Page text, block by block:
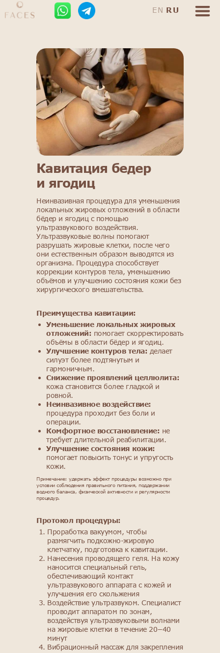
RU
EN
Кавитация бедер
и ягодиц
Проработка вакуумом, чтобы
размягчить подкожно-жировую
клетчатку, подготовка к кавитации.
Нанесения проводящего геля. На кожу
наносится специальный гель,
обеспечивающий контакт
ультразвукового аппарата с кожей и
улучшения его скольжения
Воздействие ультразвуком. Специалист
проводит аппаратом по зонам,
воздействуя ультразвуковыми волнами
на жировые клетки в течение 20−40
минут
Вибрационный массаж для закрепления
Уменьшение локальных жировых
отложений: помогает скорректировать
объёмы в области бёдер и ягодиц.
Улучшение контуров тела: делает
силуэт более подтянутым и
гармоничным.
Снижение проявлений целлюлита:
кожа становится более гладкой и
ровной.
Неинвазивное воздействие:
процедура проходит без боли и
операции.
Комфортное восстановление: не
требует длительной реабилитации.
Улучшение состояния кожи:
помогает повысить тонус и упругость
кожи.
Примечание: удержать эффект процедуры возможно при
условии соблюдения правильного питания, поддержании
водного баланса, физической активности и регулярности
процедур.
Неинвазивная процедура для уменьшения
локальных жировых отложений в области
бёдер и ягодиц с помощью
ультразвукового воздействия.
Ультразвуковые волны помогают
разрушать жировые клетки, после чего
они естественным образом выводятся из
организма. Процедура способствует
коррекции контуров тела, уменьшению
объёмов и улучшению состояния кожи без
хирургического вмешательства.
Преимущества кавитации:
Протокол процедуры: